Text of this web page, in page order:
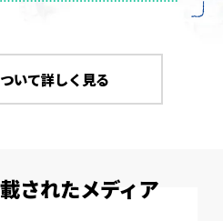
いて詳しく見る
されたメディア